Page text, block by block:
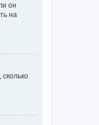
он
на